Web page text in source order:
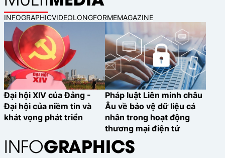
sáng 27/3/2026 tại Hà Nội, các
chuyên gia quản lý và kinh tế đã
về vốn, công nghệ, dữ liệu. Đồng
thời, nhiều đề xuất quan trọng về
việc hoàn thiện Danh mục phân loại
xanh, cơ chế hỗ trợ lãi suất từ ngân
sách đã được gợi mở, nhằm khơi
thông dòng vốn tín dụng, giúp ngành
Ngân hàng thực hiện tốt vai trò dẫn
dắt nền kinh tế hướng tới mục tiêu
phát thải ròng bằng “0”.
INFOGRAPHICVIDEOLONGFORMEMAGAZINE
Đại hội XIV của Đảng -
Đại hội của niềm tin và
khát vọng phát triển
Pháp luật Liên minh châu
Âu về bảo vệ dữ liệu cá
nhân trong hoạt động
thương mại điện tử
INFOGRAPHICS